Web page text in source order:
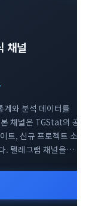
채널
와 분석 데이터를
채널은 TGStat의 공
트, 신규 프로젝트 소
. 텔레그램 채널을
다. 함께 운영되는 공
적 문의에 대해 빠르게